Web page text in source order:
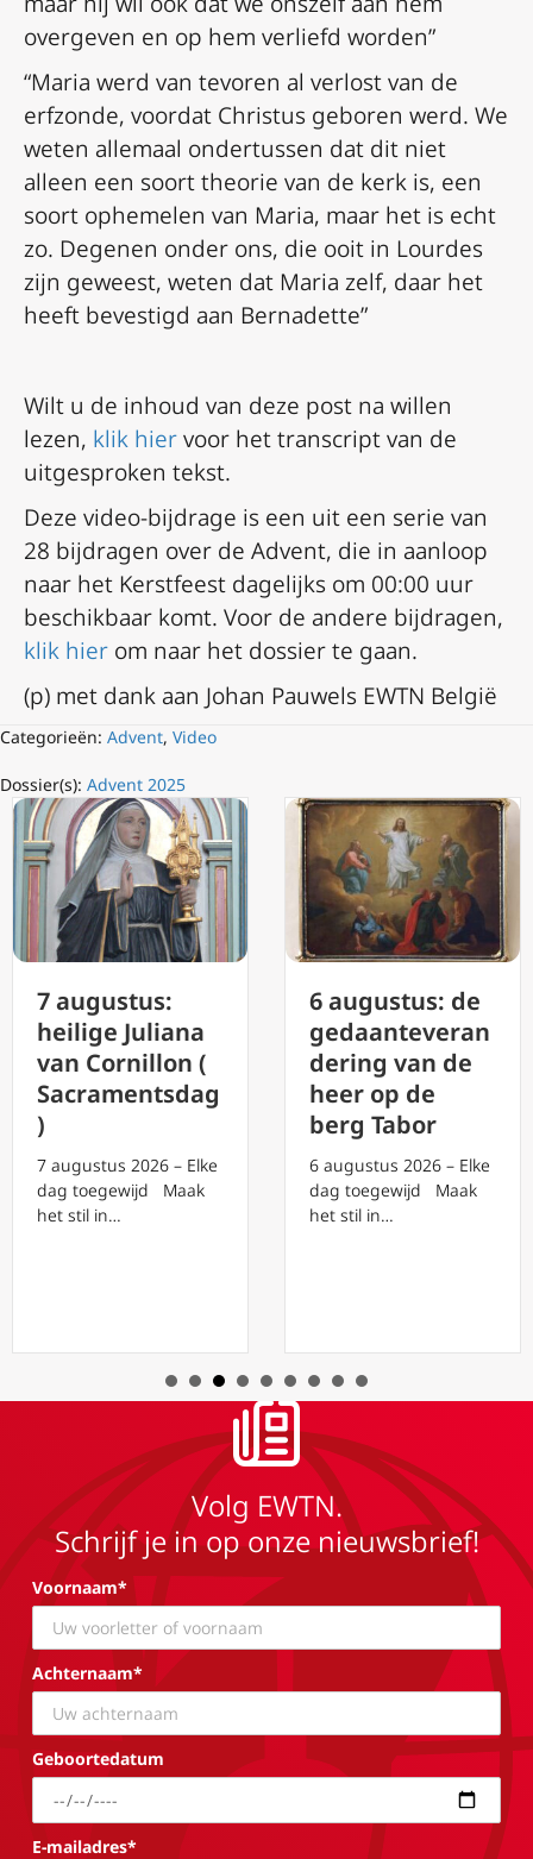
overgeven en op hem verliefd worden”
“Maria werd van tevoren al verlost van de
erfzonde, voordat Christus geboren werd. We
weten allemaal ondertussen dat dit niet
alleen een soort theorie van de kerk is, een
soort ophemelen van Maria, maar het is echt
zo. Degenen onder ons, die ooit in Lourdes
zijn geweest, weten dat Maria zelf, daar het
heeft bevestigd aan Bernadette”
Wilt u de inhoud van deze post na willen
lezen, klik hiervoor het transcript van de
uitgesproken tekst.
Deze video-bijdrage is een uit een serie van
28 bijdragen over de Advent, die in aanloop
naar het Kerstfeest dagelijks om 00:00 uur
beschikbaar komt. Voor de andere bijdragen,
klik hier om naar het dossier te gaan.
(p) met dank aan Johan Pauwels EWTN België
Categorieën: Advent, Video
Dossier(s): Advent 2025
7 augustus:
heilige Juliana
van Cornillon (
Sacramentsdag
)
7 augustus 2026 – Elke
dag toegewijd Maak
het stil in…
6 augustus: de
gedaanteveran
dering van de
heer op de
berg Tabor
6 augustus 2026 – Elke
dag toegewijd Maak
het stil in…
Volg EWTN.
Schrijf je in op onze nieuwsbrief!
Voornaam*
Achternaam*
Geboortedatum
E-mailadres*